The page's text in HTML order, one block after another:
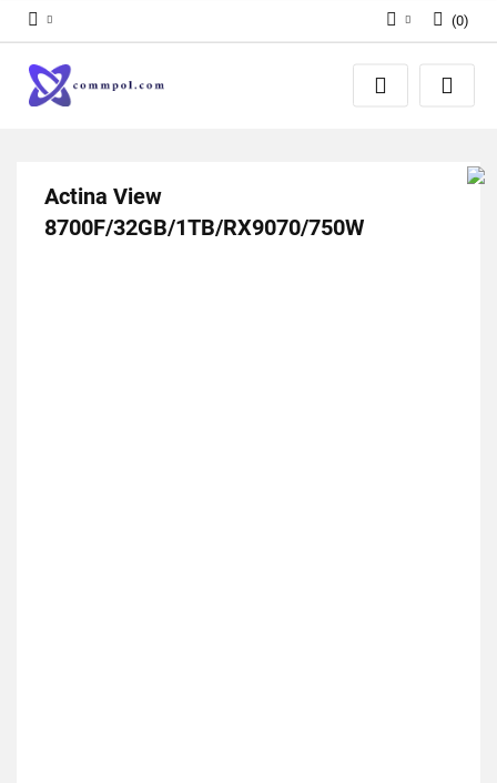
Zaloguj się
Zarejestruj się
(0)
Actina View
8700F/32GB/1TB/RX9070/750W